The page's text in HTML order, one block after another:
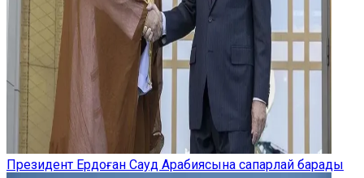
Президент Ердоған Сауд Арабиясына сапарлай барады